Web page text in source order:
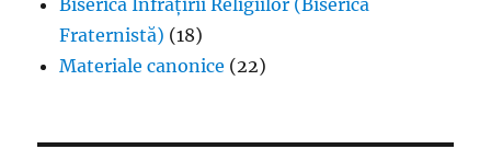
Fraternistă) (18)
Materiale canonice (22)